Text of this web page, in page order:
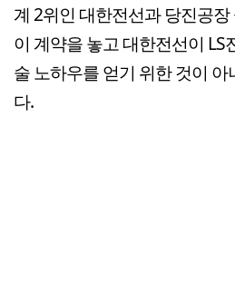
계 2위인 대한전선과 당진공
이 계약을 놓고 대한전선이 LS
술 노하우를 얻기 위한 것이
다.